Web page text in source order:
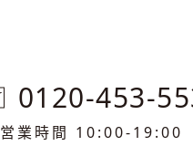
0120-453-
営業時間 10:00-19:00